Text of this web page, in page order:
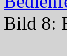
Bild 8: